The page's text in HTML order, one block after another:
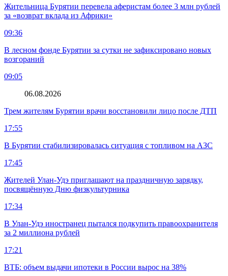
Жительница Бурятии перевела аферистам более 3 млн рублей
за «возврат вклада из Африки»
09:36
В лесном фонде Бурятии за сутки не зафиксировано новых
возгораний
09:05
06.08.2026
Трем жителям Бурятии врачи восстановили лицо после ДТП
17:55
В Бурятии стабилизировалась ситуация с топливом на АЗС
17:45
Жителей Улан-Удэ приглашают на праздничную зарядку,
посвящённую Дню физкультурника
17:34
В Улан-Удэ иностранец пытался подкупить правоохранителя
за 2 миллиона рублей
17:21
ВТБ: объем выдачи ипотеки в России вырос на 38%